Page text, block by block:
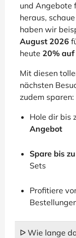
und Angebote
heraus,
haben wir
August 2026
heute 20%
Mit diesen
nächsten
zudem sparen:
Hole dir bis
Angebot
Spare bis
Sets
Profitiere
ᐅ Wie lange